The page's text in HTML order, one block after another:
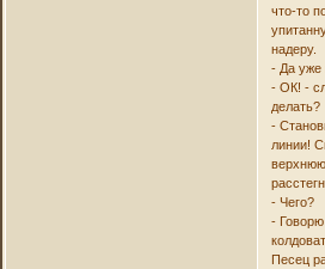
что-то
надеру.
- Да уже
- ОК! -
делать?
-
линии!
верхнюю
- Чего?
- Говорю
Песец